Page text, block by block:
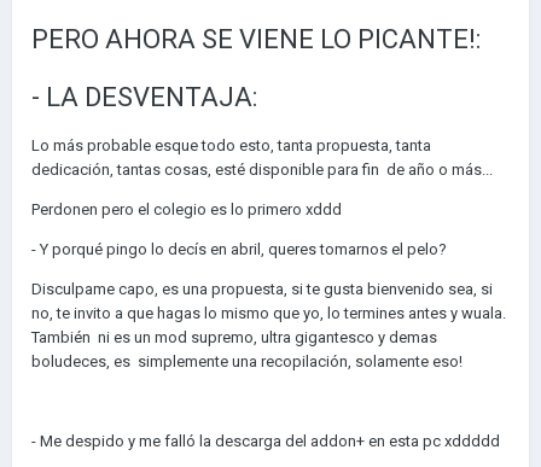
PERO AHORA SE VIENE LO PICANTE!:
- LA DESVENTAJA:
Lo más probable esque todo esto, tanta propuesta, tanta
dedicación, tantas cosas, esté disponible para fin de año o más...
Perdonen pero el colegio es lo primero xddd
- Y porqué pingo lo decís en abril, queres tomarnos el pelo?
Disculpame capo, es una propuesta, si te gusta bienvenido sea, si
no, te invito a que hagas lo mismo que yo, lo termines antes y wuala.
También ni es un mod supremo, ultra gigantesco y demas
boludeces, es simplemente una recopilación, solamente eso!
- Me despido y me falló la descarga del addon+ en esta pc xddddd